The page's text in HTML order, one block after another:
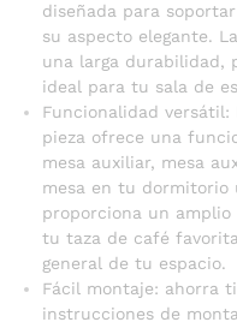
diseñada para
su aspecto elegante.
una larga durabilidad,
ideal para tu sala de
Funcionalidad versátil:
pieza ofrece una
mesa auxiliar, mesa
mesa en tu dormitorio
proporciona un
tu taza de café
general de tu espacio.
Fácil montaje: ahorra
instrucciones de